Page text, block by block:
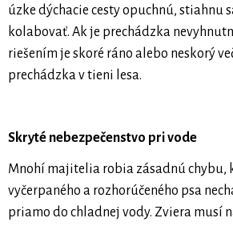
úzke dýchacie cesty opuchnú, stiahnu
kolabovať. Ak je prechádzka
riešením je skoré ráno alebo neskorý
prechádzka v tieni lesa.
Skryté nebezpečenstvo pri vode
Mnohí majitelia robia zásadnú chybu,
vyčerpaného a rozhorúčeného psa
priamo do chladnej vody. Zviera musí